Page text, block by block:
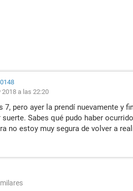
2018 a las 22:20
7, pero ayer la prendí nuevamente y
Sabes qué pudo haber
no estoy muy segura de volver a